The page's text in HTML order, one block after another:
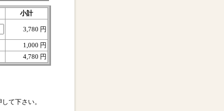
小計
3,780 円
1,000 円
4,780 円
て下さい。